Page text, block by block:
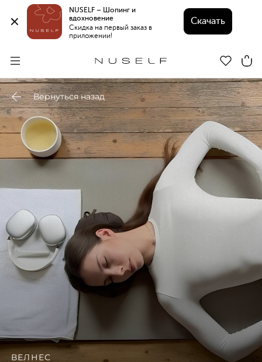
NUSELF – Шопинг и
вдохновение
Скидка на первый заказ в
приложении!
Скачать
Вернуться назад
ВЕЛНЕС